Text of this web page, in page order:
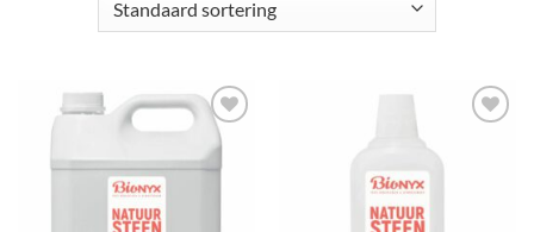
Toevoegen
aan
verlanglijst